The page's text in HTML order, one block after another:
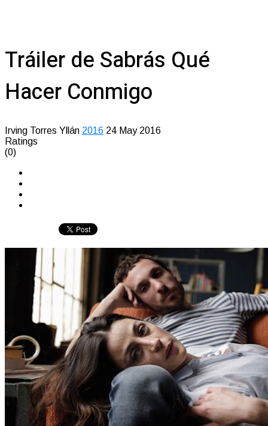
Tráiler de Sabrás Qué
Hacer Conmigo
Irving Torres Yllán 2016 24 May 2016
Ratings
(0)